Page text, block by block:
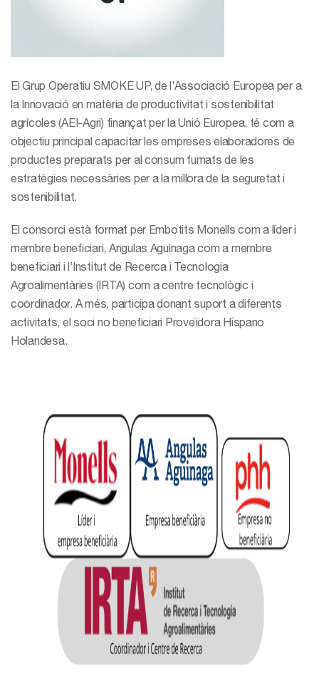
El Grup Operatiu SMOKE UP, de l’Associació Europea per a
la Innovació en matèria de productivitat i sostenibilitat
agrícoles (AEI-Agri) finançat per la Unió Europea, té com a
objectiu principal capacitar les empreses elaboradores de
productes preparats per al consum fumats de les
estratègies necessàries per a la millora de la seguretat i
sostenibilitat.
El consorci està format per Embotits Monells com a líder i
membre beneficiari, Angulas Aguinaga com a membre
beneficiari i l’Institut de Recerca i Tecnologia
Agroalimentàries (IRTA) com a centre tecnològic i
coordinador. A més, participa donant suport a diferents
activitats, el soci no beneficiari Proveïdora Hispano
Holandesa.